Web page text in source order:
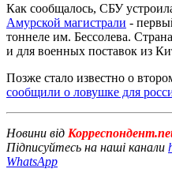
Как сообщалось, СБУ
Амурской магистрали -
тоннеле им. Бессолева.
и для военных поставок из
Позже стало известно о
сообщили о ловушке для
Новини від
Підписуйтесь на наші канали
WhatsApp